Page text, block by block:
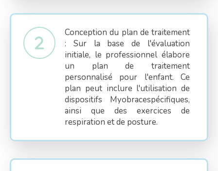
Conception du plan de traitement
: Sur la base de l'évaluation
initiale, le professionnel élabore
un plan de traitement
personnalisé pour l'enfant. Ce
plan peut inclure l'utilisation de
dispositifs Myobracespécifiques,
ainsi que des exercices de
respiration et de posture.